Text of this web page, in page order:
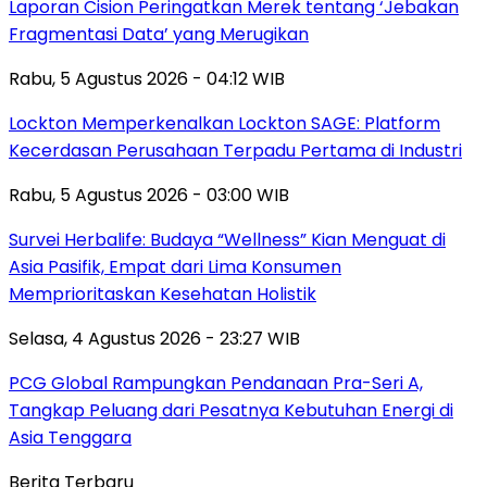
Laporan Cision Peringatkan Merek tentang ‘Jebakan
Fragmentasi Data’ yang Merugikan
Rabu, 5 Agustus 2026 - 04:12 WIB
Lockton Memperkenalkan Lockton SAGE: Platform
Kecerdasan Perusahaan Terpadu Pertama di Industri
Rabu, 5 Agustus 2026 - 03:00 WIB
Survei Herbalife: Budaya “Wellness” Kian Menguat di
Asia Pasifik, Empat dari Lima Konsumen
Memprioritaskan Kesehatan Holistik
Selasa, 4 Agustus 2026 - 23:27 WIB
PCG Global Rampungkan Pendanaan Pra-Seri A,
Tangkap Peluang dari Pesatnya Kebutuhan Energi di
Asia Tenggara